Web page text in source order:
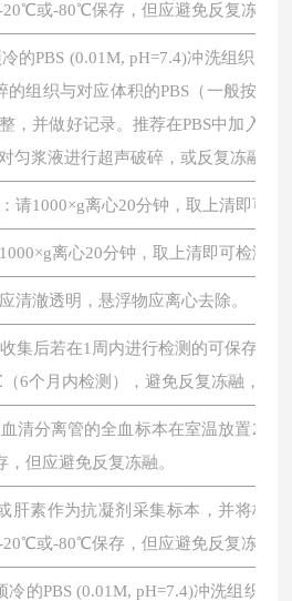
或-80℃保存，但应避免反复冻融。
的PBS (0.01M, pH=7.4)冲洗组织，
的组织与对应体积的PBS（一般按
，并做好记录。推荐在PBS中加入
匀浆液进行超声破碎，或反复冻融。
请1000×g离心20分钟，取上清即可
离心20分钟，取上清即可检测。
清澈透明，悬浮物应离心去除。
集后若在1周内进行检测的可保存
6个月内检测），避免反复冻融，标
清分离管的全血标本在室温放置2小
但应避免反复冻融。
肝素作为抗凝剂采集标本，并将标
或-80℃保存，但应避免反复冻融。
冷的PBS (0.01M, pH=7.4)冲洗组织